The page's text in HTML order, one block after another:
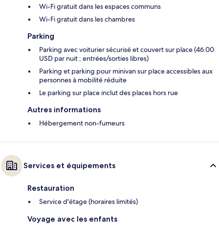
Wi-Fi gratuit dans les espaces communs
Wi-Fi gratuit dans les chambres
Parking
Parking avec voiturier sécurisé et couvert sur place (46.00
USD par nuit ; entrées/sorties libres)
Parking et parking pour minivan sur place accessibles aux
personnes à mobilité réduite
Le parking sur place inclut des places hors rue
Autres informations
Hébergement non-fumeurs
Services et équipements
Restauration
Service d'étage (horaires limités)
Voyage avec les enfants